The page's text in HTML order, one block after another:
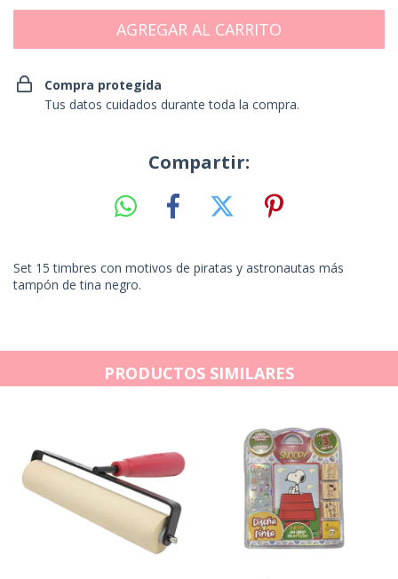
Compra protegida
Tus datos cuidados durante toda la compra.
Compartir:
Set 15 timbres con motivos de piratas y astronautas más
tampón de tina negro.
PRODUCTOS SIMILARES